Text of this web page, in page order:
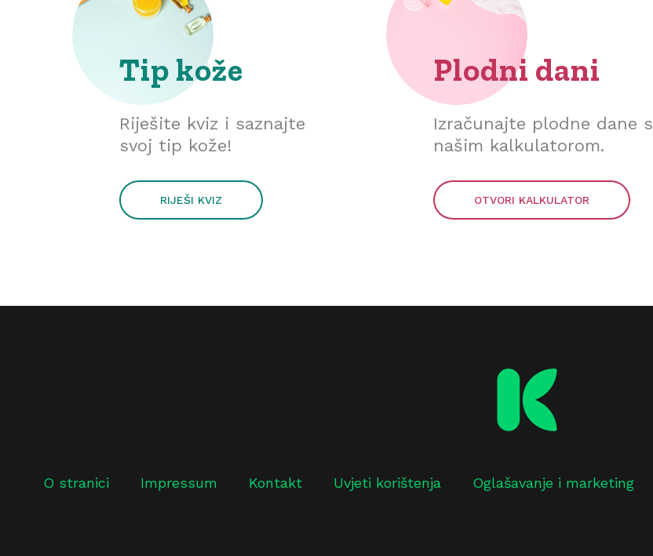
Tip kože
Riješite kviz i saznajte
svoj tip kože!
RIJEŠI KVIZ
Plodni dani
Izračunajte plodne dane s
našim kalkulatorom.
OTVORI KALKULATOR
O stranici Impressum Kontakt Uvjeti korištenja Oglašavanje i marketing